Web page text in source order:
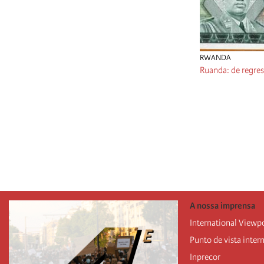
RWANDA
Ruanda: de
A nossa imprensa
International
Punto de vista
Inprecor